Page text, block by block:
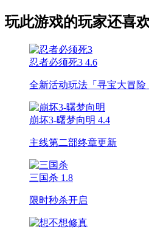
玩此游戏的玩家还喜
忍者必须死3 4.6
全新活动玩法「寻宝大冒险
崩坏3-曙梦向明 4.4
主线第二部终章更新
三国杀 1.8
限时秒杀开启